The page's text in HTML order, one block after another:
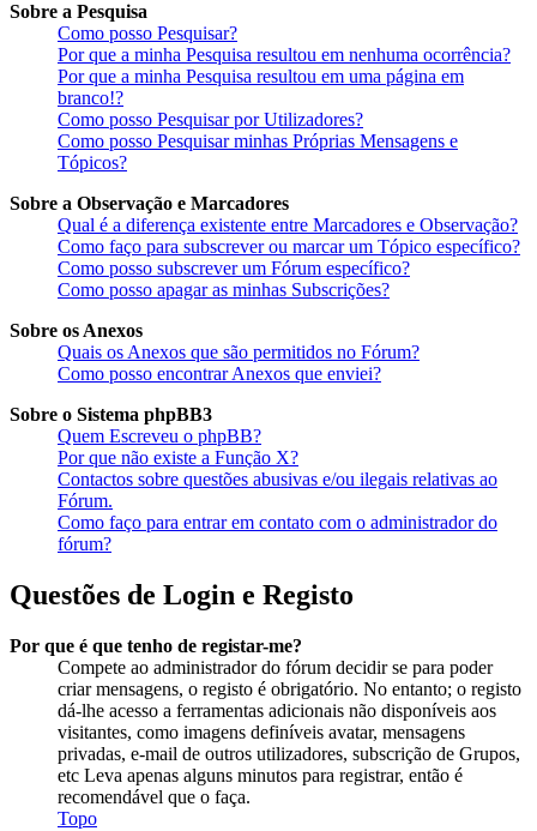
Sobre a Pesquisa
Como posso Pesquisar?
Por que a minha Pesquisa resultou em nenhuma ocorrência?
Por que a minha Pesquisa resultou em uma página em
branco!?
Como posso Pesquisar por Utilizadores?
Como posso Pesquisar minhas Próprias Mensagens e
Tópicos?
Sobre a Observação e Marcadores
Qual é a diferença existente entre Marcadores e Observação?
Como faço para subscrever ou marcar um Tópico específico?
Como posso subscrever um Fórum específico?
Como posso apagar as minhas Subscrições?
Sobre os Anexos
Quais os Anexos que são permitidos no Fórum?
Como posso encontrar Anexos que enviei?
Sobre o Sistema phpBB3
Quem Escreveu o phpBB?
Por que não existe a Função X?
Contactos sobre questões abusivas e/ou ilegais relativas ao
Fórum.
Como faço para entrar em contato com o administrador do
fórum?
Questões de Login e Registo
Por que é que tenho de registar-me?
Compete ao administrador do fórum decidir se para poder
criar mensagens, o registo é obrigatório. No entanto; o registo
dá-lhe acesso a ferramentas adicionais não disponíveis aos
visitantes, como imagens definíveis avatar, mensagens
privadas, e-mail de outros utilizadores, subscrição de Grupos,
etc Leva apenas alguns minutos para registrar, então é
recomendável que o faça.
Topo